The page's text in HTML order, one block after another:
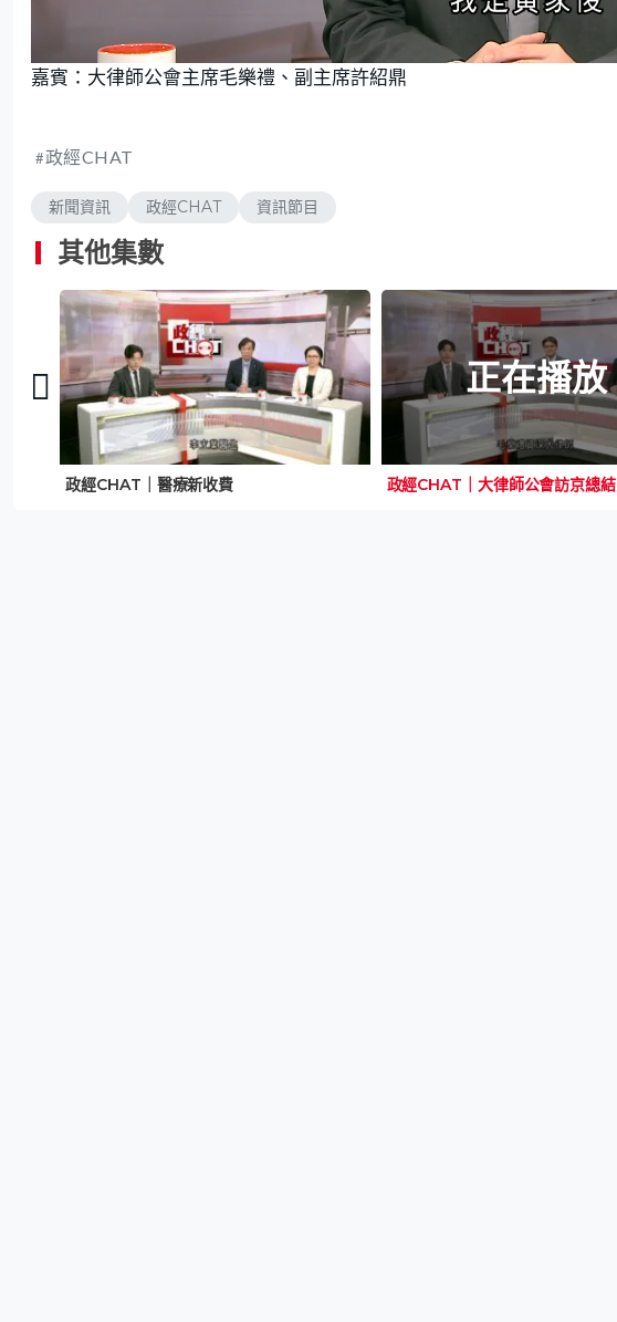
U
n
m
u
L
a
d
嘉賓：大律師公會主席毛樂禮、副主席許紹鼎
政經CHAT
新聞資訊 政經CHAT 資訊節目
其他集數
政經CHAT｜醫療新收費
正在播放
政經CHAT｜大律師公會訪京總結